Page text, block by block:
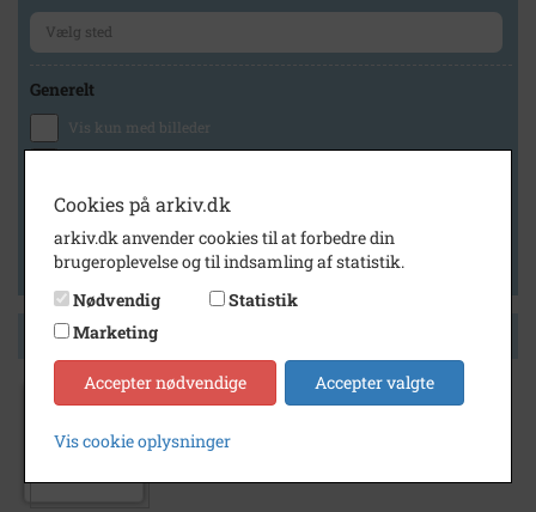
Generelt
Vis kun med billeder
Vis kun med lydklip
Vis kun med kilder
Vis kun med geo-tag
Side 1 af 1
Snekkersten. Borupgårdskolen, inspektør
Cookies på arkiv.dk
arkiv.dk anvender cookies til at forbedre din
brugeroplevelse og til indsamling af statistik.
Nødvendig
Statistik
Marketing
Accepter nødvendige Accepter valgte
Vis cookie oplysninger